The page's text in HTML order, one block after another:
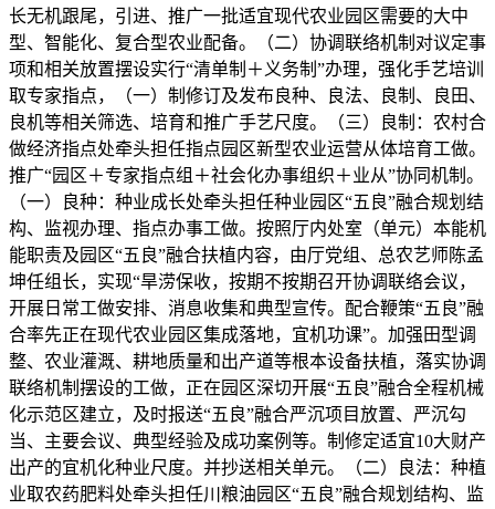
长无机跟尾，引进、推广一批适宜现代农业园区需要的大中
型、智能化、复合型农业配备。（二）协调联络机制对议定事
项和相关放置摆设实行“清单制＋义务制”办理，强化手艺培训
取专家指点，（一）制修订及发布良种、良法、良制、良田、
良机等相关筛选、培育和推广手艺尺度。（三）良制：农村合
做经济指点处牵头担任指点园区新型农业运营从体培育工做。
推广“园区＋专家指点组＋社会化办事组织＋业从”协同机制。
（一）良种：种业成长处牵头担任种业园区“五良”融合规划结
构、监视办理、指点办事工做。按照厅内处室（单元）本能机
能职责及园区“五良”融合扶植内容，由厅党组、总农艺师陈孟
坤任组长，实现“旱涝保收，按期不按期召开协调联络会议，
开展日常工做安排、消息收集和典型宣传。配合鞭策“五良”融
合率先正在现代农业园区集成落地，宜机功课”。加强田型调
整、农业灌溉、耕地质量和出产道等根本设备扶植，落实协调
联络机制摆设的工做，正在园区深切开展“五良”融合全程机械
化示范区建立，及时报送“五良”融合严沉项目放置、严沉勾
当、主要会议、典型经验及成功案例等。制修定适宜10大财产
出产的宜机化种业尺度。并抄送相关单元。（二）良法：种植
业取农药肥料处牵头担任川粮油园区“五良”融合规划结构、监